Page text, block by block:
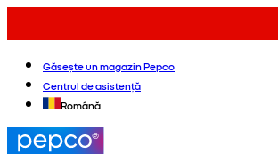
Găsește un magazin Pepco
Centrul de asistență
Română